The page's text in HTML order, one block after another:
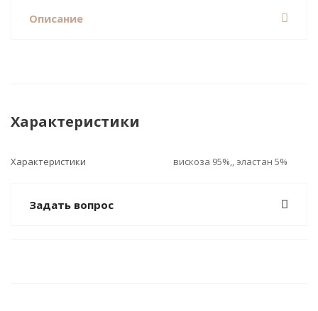
Описание
Характеристики
Характеристики вискоза 95%,, эластан 5%
Задать вопрос